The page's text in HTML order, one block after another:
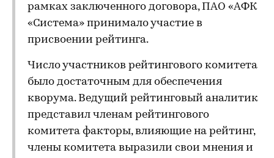
рамках заключенного договора, ПАО «АФК
«Система» принимало участие в
присвоении рейтинга.
Число участников рейтингового комитета
было достаточным для обеспечения
кворума. Ведущий рейтинговый аналитик
представил членам рейтингового
комитета факторы, влияющие на рейтинг,
члены комитета выразили свои мнения и